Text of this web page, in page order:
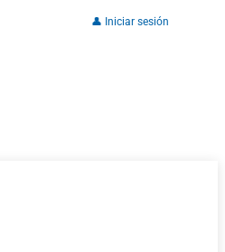
👤 Iniciar sesión